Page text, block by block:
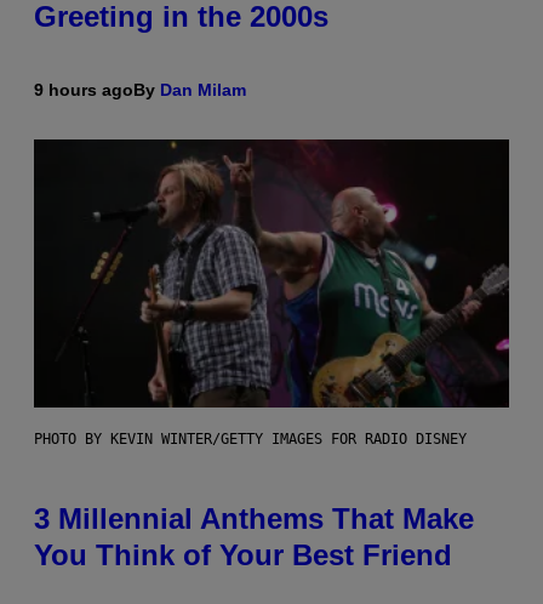
Greeting in the 2000s
9 hours agoBy Dan Milam
PHOTO BY KEVIN WINTER/GETTY IMAGES FOR RADIO DISNEY
3 Millennial Anthems That Make
You Think of Your Best Friend